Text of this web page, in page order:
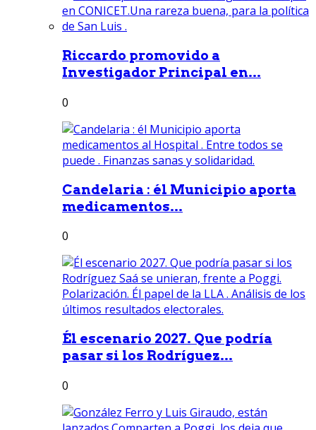
Riccardo promovido a
Investigador Principal en...
0
Candelaria : él Municipio aporta
medicamentos...
0
Él escenario 2027. Que podría
pasar si los Rodríguez...
0